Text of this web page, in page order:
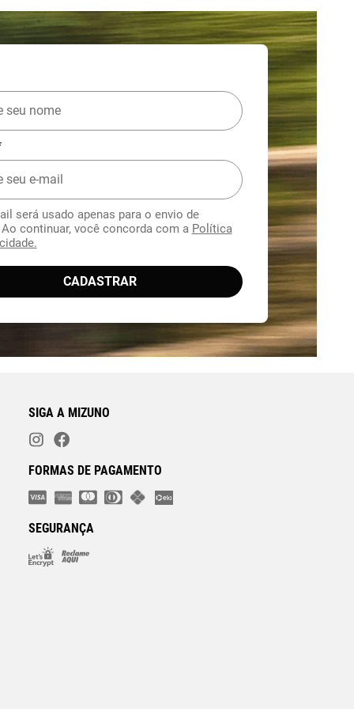
será usado apenas para o envio de
continuar, você concorda com a Política
CADASTRAR
SIGA A MIZUNO
FORMAS DE PAGAMENTO
SEGURANÇA